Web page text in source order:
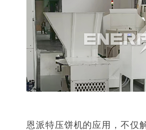
恩派特压饼机的应用，不仅